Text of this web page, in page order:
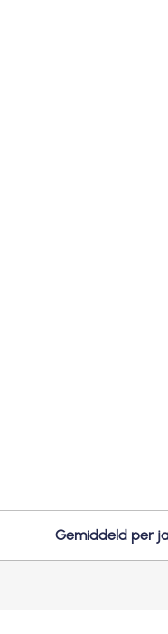
Gemiddeld per